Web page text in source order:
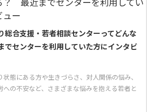
総合支援・若者相談センターってどんな
センターを利用していた方にインタビ
態にある方や生きづらさ、対人関係の悩み、
への不安など、さまざまな悩みを抱える若者と